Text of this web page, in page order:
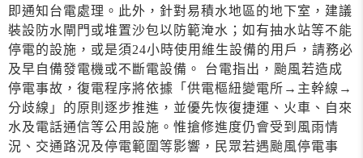
即通知台電處理。此外，針對易積水地區的地下室，建議
裝設防水閘門或堆置沙包以防範淹水；如有抽水站等不能
停電的設施，或是須24小時使用維生設備的用戶，請務必
及早自備發電機或不斷電設備。 台電指出，颱風若造成
停電事故，復電程序將依據「供電樞紐變電所→主幹線→
分歧線」的原則逐步推進，並優先恢復捷運、火車、自來
水及電話通信等公用設施。惟搶修進度仍會受到風雨情
況、交通路況及停電範圍等影響，民眾若遇颱風停電事